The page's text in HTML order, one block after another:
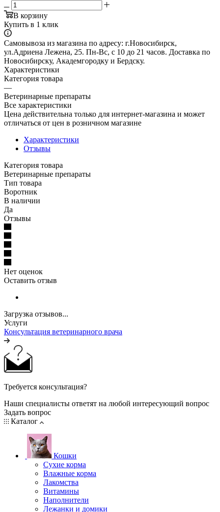
В корзину
Купить в 1 клик
Самовывоза из магазина по адресу: г.Новосибирск,
ул.Адриена Лежена, 25. Пн-Вс, с 10 до 21 часов. Доставка по
Новосибирску, Академгородку и Бердску.
Характеристики
Категория товара
—
Ветеринарные препараты
Все характеристики
Цена действительна только для интернет-магазина и может
отличаться от цен в розничном магазине
Характеристики
Отзывы
Категория товара
Ветеринарные препараты
Тип товара
Воротник
В наличии
Да
Отзывы
Нет оценок
Оставить отзыв
Загрузка отзывов...
Услуги
Консультация ветеринарного врача
Требуется консультация?
Наши специалисты ответят на любой интересующий вопрос
Задать вопрос
Каталог
Кошки
Сухие корма
Влажные корма
Лакомства
Витамины
Наполнители
Лежанки и домики